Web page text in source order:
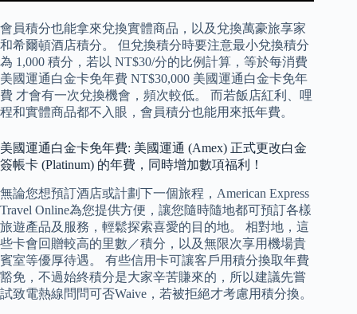
會員積分也能拿來兌換實體商品，以及兌換萬豪旅享家
和希爾頓酒店積分。 但兌換積分時要注意最小兌換積分
為 1,000 積分，若以 NT$30/分的比例計算，等於每消費
美國運通白金卡免年費 NT$30,000 美國運通白金卡免年
費 才會有一次兌換機會，頻次較低。 而若飯店紅利、哩
程和實體商品都不入眼，會員積分也能用來抵年費。
美國運通白金卡免年費: 美國運通 (Amex) 正式更改白金
簽帳卡 (Platinum) 的年費，同時增加數項福利！
無論您想預訂酒店或計劃下一個旅程，American Express
Travel Online為您提供方便，讓您隨時隨地都可預訂各樣
旅遊產品及服務，輕鬆探索喜愛的目的地。 相對地，這
些卡會回贈較高的里數／積分，以及無限次享用機場貴
賓室等優厚待遇。 有些信用卡可讓客戶用積分換取年費
豁免，不過始終積分是大家辛苦賺來的，所以建議先嘗
試致電熱線問問可否Waive，若被拒絕才考慮用積分換。